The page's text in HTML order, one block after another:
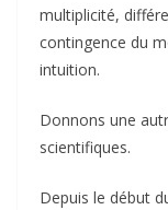
multiplicité,
contingence du
intuition.
Donnons une
scientifiques.
Depuis le début